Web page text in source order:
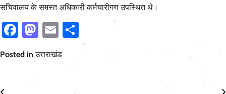
सचिवालय के समस्त अधिकारी कर्मचारीगण उपस्थित थे।
Facebook
Mastodon
Email
Posted inउत्तराखंड